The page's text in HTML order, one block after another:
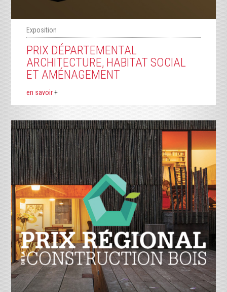
Exposition
PRIX DÉPARTEMENTAL
ARCHITECTURE, HABITAT SOCIAL
ET AMÉNAGEMENT
en savoir+